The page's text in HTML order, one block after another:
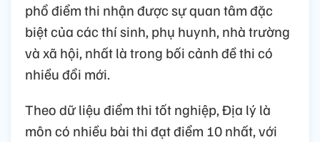
phổ điểm thi nhận được sự quan tâm đặc
biệt của các thí sinh, phụ huynh, nhà trường
và xã hội, nhất là trong bối cảnh đề thi có
nhiều đổi mới.
Theo dữ liệu điểm thi tốt nghiệp, Địa lý là
môn có nhiều bài thi đạt điểm 10 nhất, với